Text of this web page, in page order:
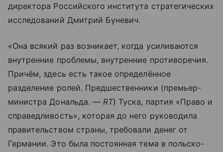
директора Российского института стратегических
исследований Дмитрий Буневич.
«Она всякий раз возникает, когда усиливаются
внутренние проблемы, внутренние противоречия.
Причём, здесь есть такое определённое
разделение ролей. Предшественники (премьер-
министра Дональда. —RT) Туска, партия «Право и
справедливость», которая до него руководила
правительством страны, требовали денег от
Германии. Это была постоянная тема в польско-